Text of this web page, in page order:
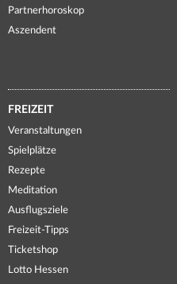
Partnerhoroskop
Aszendent
FREIZEIT
Veranstaltungen
Spielplätze
Rezepte
Meditation
Ausflugsziele
Freizeit-Tipps
Ticketshop
Lotto Hessen